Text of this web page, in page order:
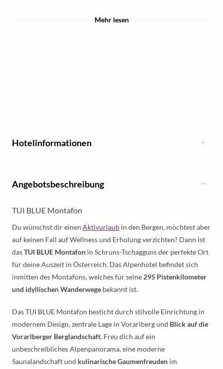
Mehr lesen
Hotelinformationen
Angebotsbeschreibung
TUI BLUE Montafon
Du wünschst dir einen Aktivurlaub in den Bergen, möchtest aber
auf keinen Fall auf Wellness und Erholung verzichten? Dann ist
dasTUI BLUE Montafon in Schruns-Tschagguns der perfekte Ort
für deine Auszeit in Österreich. Das Alpenhotel befindet sich
inmitten des Montafons, welches für seine 295 Pistenkilometer
und idyllischen Wanderwege bekannt ist.
Das TUI BLUE Montafon besticht durch stilvolle Einrichtung in
modernem Design, zentrale Lage in Vorarlberg und Blick auf die
Vorarlberger Berglandschaft. Freu dich auf ein
unbeschreibliches Alpenpanorama, eine moderne
Saunalandschaft und kulinarische Gaumenfreuden im